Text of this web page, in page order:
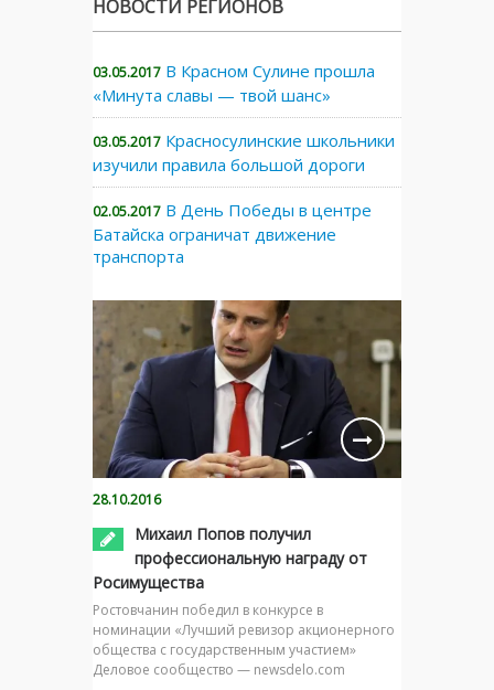
НОВОСТИ РЕГИОНОВ
03.05.2017 В Красном Сулине прошла
«Минута славы — твой шанс»
03.05.2017 Красносулинские школьники
изучили правила большой дороги
02.05.2017 В День Победы в центре
Батайска ограничат движение
транспорта
28.10.2016
Михаил Попов получил
профессиональную награду от
Росимущества
Ростовчанин победил в конкурсе в
номинации «Лучший ревизор акционерного
общества с государственным участием»
Деловое сообщество — newsdelo.com